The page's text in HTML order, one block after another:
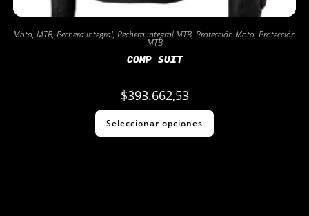
Moto, MTB, Pechera integral, Pechera integral MTB, Protección Moto, Protección
MTB
COMP SUIT
$393.662,53
Seleccionar opciones